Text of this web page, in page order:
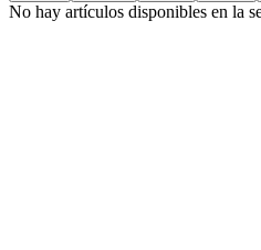
No hay artículos disponibles en la